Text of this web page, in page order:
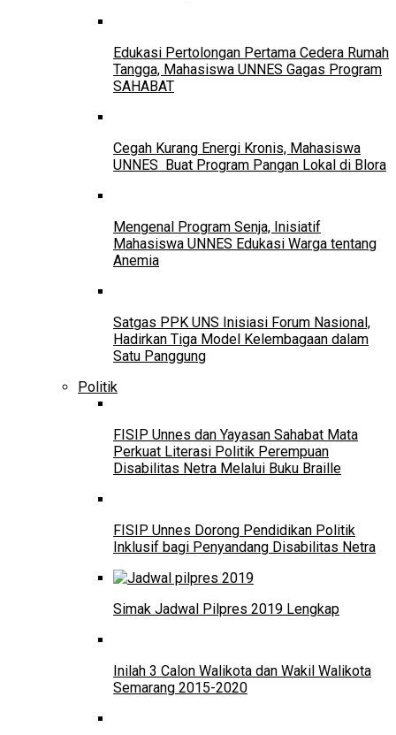
Edukasi Pertolongan Pertama Cedera Rumah
Tangga, Mahasiswa UNNES Gagas Program
SAHABAT
Cegah Kurang Energi Kronis, Mahasiswa
UNNES Buat Program Pangan Lokal di Blora
Mengenal Program Senja, Inisiatif
Mahasiswa UNNES Edukasi Warga tentang
Anemia
Satgas PPK UNS Inisiasi Forum Nasional,
Hadirkan Tiga Model Kelembagaan dalam
Satu Panggung
Politik
FISIP Unnes dan Yayasan Sahabat Mata
Perkuat Literasi Politik Perempuan
Disabilitas Netra Melalui Buku Braille
FISIP Unnes Dorong Pendidikan Politik
Inklusif bagi Penyandang Disabilitas Netra
Simak Jadwal Pilpres 2019 Lengkap
Inilah 3 Calon Walikota dan Wakil Walikota
Semarang 2015-2020